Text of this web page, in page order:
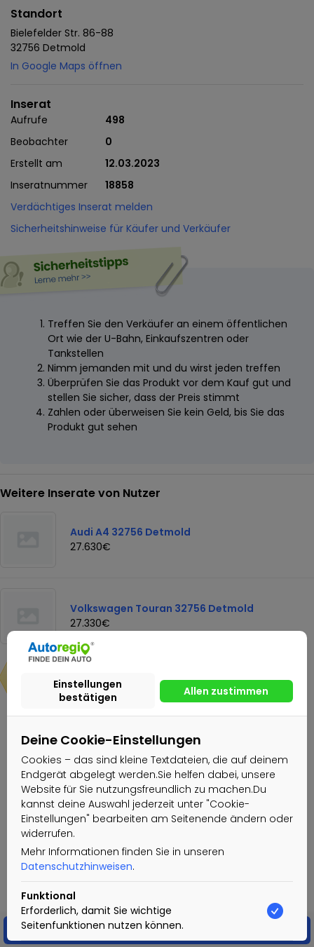
Deine Cookie-Einstellungen
Cookies – das sind kleine Textdateien, die auf deinem
Endgerät abgelegt werden.Sie helfen dabei, unsere
Website für Sie nutzungsfreundlich zu machen.Du
kannst deine Auswahl jederzeit unter "Cookie-
Einstellungen" bearbeiten am Seitenende ändern oder
widerrufen.
Mehr Informationen finden Sie in unseren
Datenschutzhinweisen.
Funktional
Erforderlich, damit Sie wichtige
Seitenfunktionen nutzen können.
Nachricht
Standort
Bielefelder Str. 86-88
32756 Detmold
In Google Maps öffnen
Inserat
Aufrufe
498
Beobachter
0
Erstellt am
12.03.2023
Inseratnummer
18858
Verdächtiges Inserat melden
Sicherheitshinweise für Käufer und Verkäufer
Treffen Sie den Verkäufer an einem öffentlichen
Ort wie der U-Bahn, Einkaufszentren oder
Tankstellen
Nimm jemanden mit und du wirst jeden treffen
Überprüfen Sie das Produkt vor dem Kauf gut und
stellen Sie sicher, dass der Preis stimmt
Zahlen oder überweisen Sie kein Geld, bis Sie das
Produkt gut sehen
Weitere Inserate von Nutzer
Audi A4 32756 Detmold
27.630€
Volkswagen Touran 32756 Detmold
27.330€
28.810€
Nachricht senden
Autohaus Stegelmann GmbH & Co.
KG G
Gewerblicher Nutzer